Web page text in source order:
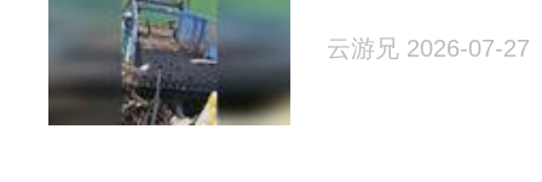
云游兄 2026-07-27